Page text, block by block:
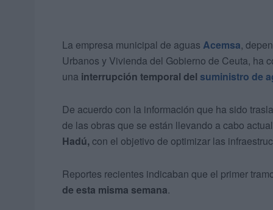
La empresa municipal de aguas Acemsa,
Urbanos y Vivienda del Gobierno de Ceuta, ha
una interrupción temporal del suministro de
De acuerdo con la información que ha sido
de las obras que se están llevando a cabo
Hadú, con el objetivo de optimizar las
Reportes recientes indicaban que el primer
de esta misma semana.